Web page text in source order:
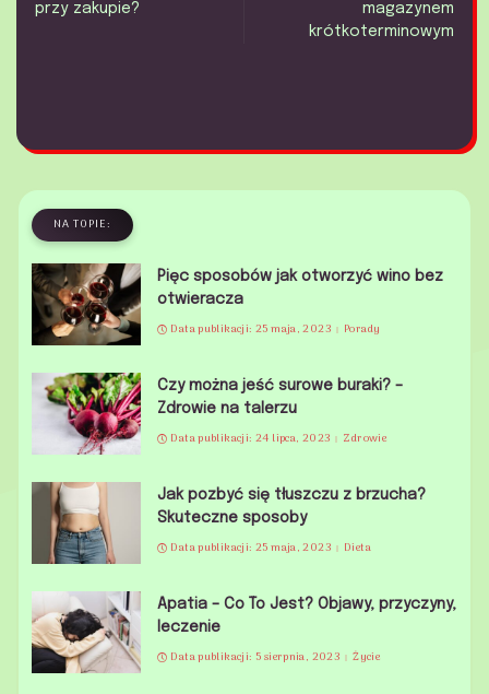
przy zakupie?
magazynem
krótkoterminowym
NA TOPIE:
Pięc sposobów jak otworzyć wino bez
otwieracza
Data publikacji: 25 maja, 2023 Porady
Czy można jeść surowe buraki? –
Zdrowie na talerzu
Data publikacji: 24 lipca, 2023 Zdrowie
Jak pozbyć się tłuszczu z brzucha?
Skuteczne sposoby
Data publikacji: 25 maja, 2023 Dieta
Apatia – Co To Jest? Objawy, przyczyny,
leczenie
Data publikacji: 5 sierpnia, 2023 Życie